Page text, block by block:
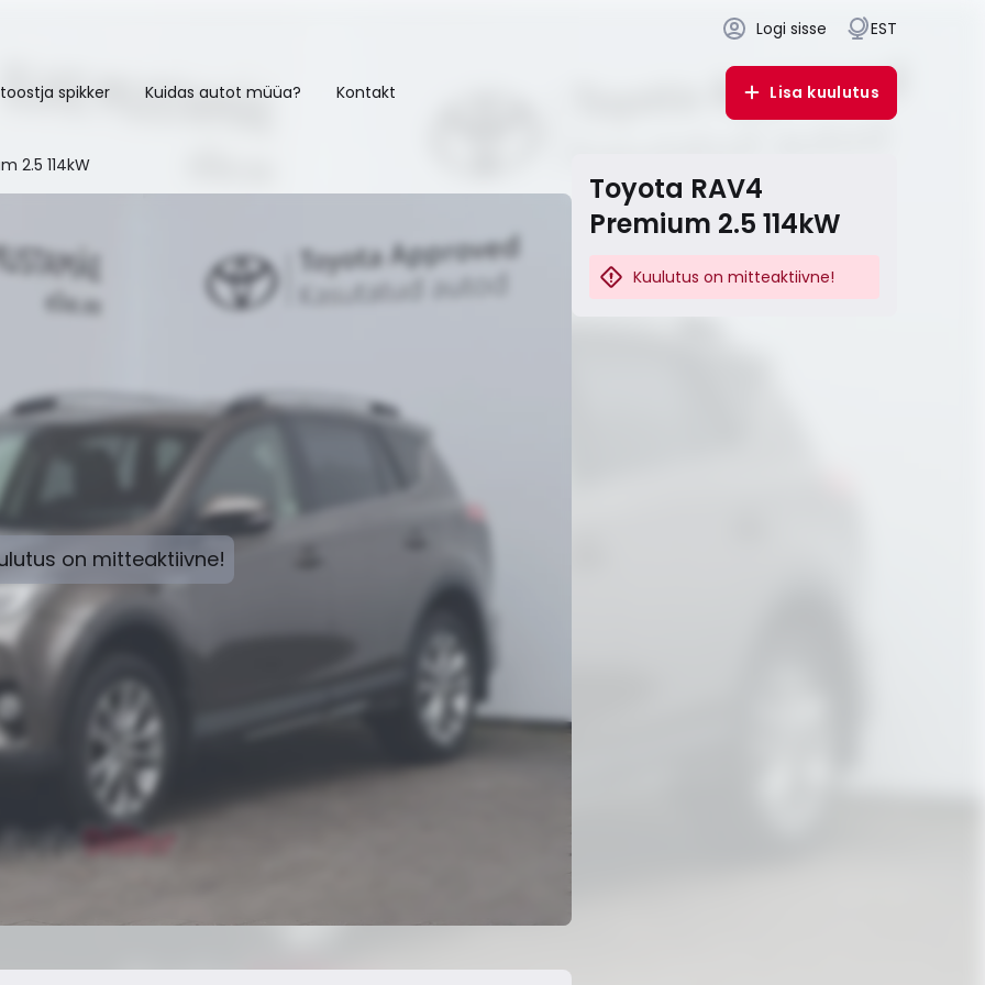
Logi sisse EST
spikker Kuidas autot müüa? Kontakt Lisa kuulutus
2.5 114kW
on mitteaktiivne!
Toyota RAV4
Premium 2.5 114kW
Kuulutus on mitteaktiivne!